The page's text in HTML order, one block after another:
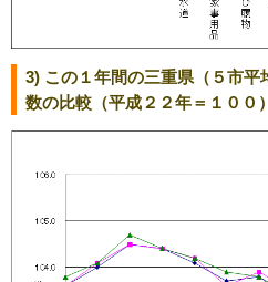
3) この１年間の三重県（５市
数の比較（平成２２年＝１００）